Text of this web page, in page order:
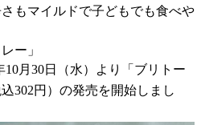
もマイルドで子どもでも食べや
ー」
10月30日（水）より「ブリトー
302円）の発売を開始しまし